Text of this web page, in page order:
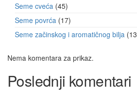
Seme cveća 45
Seme povrća 17
Seme začinskog i aromatičnog bilja 13
Nema komentara za prikaz.
Poslednji komentari